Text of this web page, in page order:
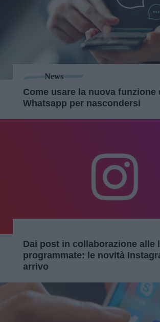
News
Come usare la nuova funzione
Whatsapp per nascondersi
Dai post in collaborazione alle
programmate: le novità
arrivo